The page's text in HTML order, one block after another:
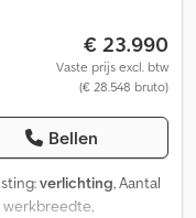
€ 23.990
Vaste prijs excl. btw
(€ 28.548 bruto)
Bellen
verlichting, Aantal
werkbreedte,